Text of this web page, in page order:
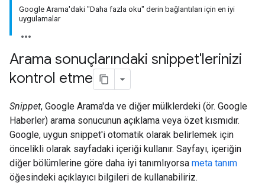
Google Arama'daki "Daha fazla oku" derin bağlantıları için en iyi
uygulamalar
Arama sonuçlarındaki snippet'lerinizi
kontrol etme
Snippet, Google Arama'da ve diğer mülklerdeki (ör. Google
Haberler) arama sonucunun açıklama veya özet kısmıdır.
Google, uygun snippet'i otomatik olarak belirlemek için
öncelikli olarak sayfadaki içeriği kullanır. Sayfayı, içeriğin
diğer bölümlerine göre daha iyi tanımlıyorsa meta tanım
öğesindeki açıklayıcı bilgileri de kullanabiliriz.